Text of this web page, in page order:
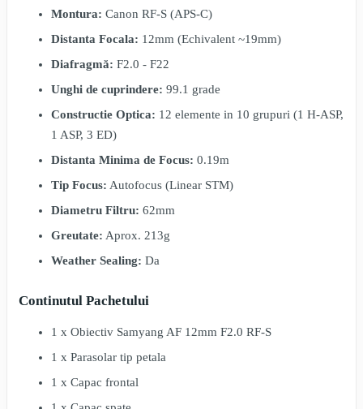
Montura: Canon RF-S (APS-C)
Distanta Focala: 12mm (Echivalent ~19mm)
Diafragmă: F2.0 - F22
Unghi de cuprindere: 99.1 grade
Constructie Optica: 12 elemente in 10 grupuri (1 H-ASP,
1 ASP, 3 ED)
Distanta Minima de Focus: 0.19m
Tip Focus: Autofocus (Linear STM)
Diametru Filtru: 62mm
Greutate: Aprox. 213g
Weather Sealing: Da
Continutul Pachetului
1 x Obiectiv Samyang AF 12mm F2.0 RF-S
1 x Parasolar tip petala
1 x Capac frontal